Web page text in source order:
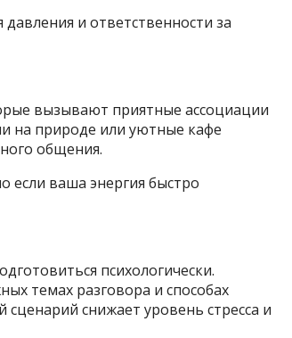
и ответственности за
вызывают приятные ассоциации
на природе или уютные кафе
общения.
если ваша энергия быстро
психологически.
темах разговора и способах
снижает уровень стресса и